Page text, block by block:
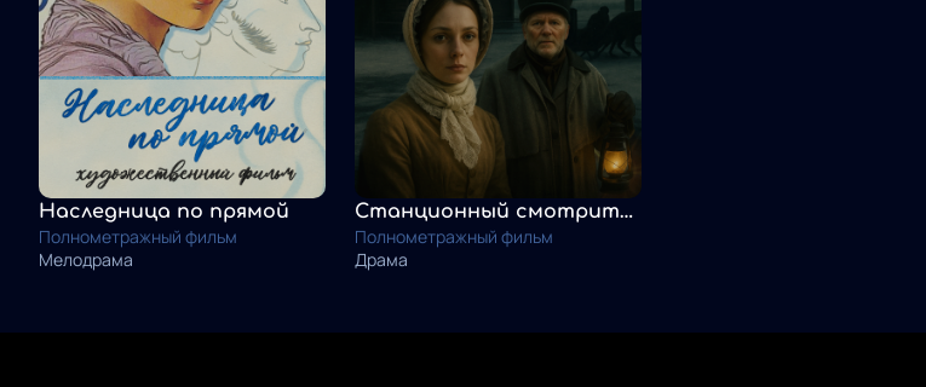
Наследница по прямой
Полнометражный фильм
Мелодрама
Станционный смотритель
Полнометражный фильм
Драма